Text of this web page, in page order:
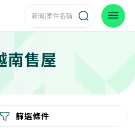
南售屋
篩選條件